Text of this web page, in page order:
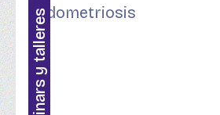
Webinars y talleres